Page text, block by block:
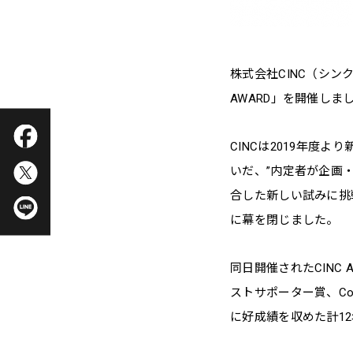
株式会社CINC（シン
AWARD」を開催しま
CINCは2019年度より
いだ、”内定者が企画
合した新しい試みに
に幕を閉じました。
同日開催されたCINC
ストサポーター賞、
に好成績を収めた計